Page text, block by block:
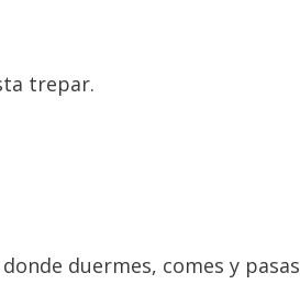
trepar.
duermes, comes y pasas